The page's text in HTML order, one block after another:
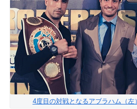
4度目の対戦となるアブラハム（左